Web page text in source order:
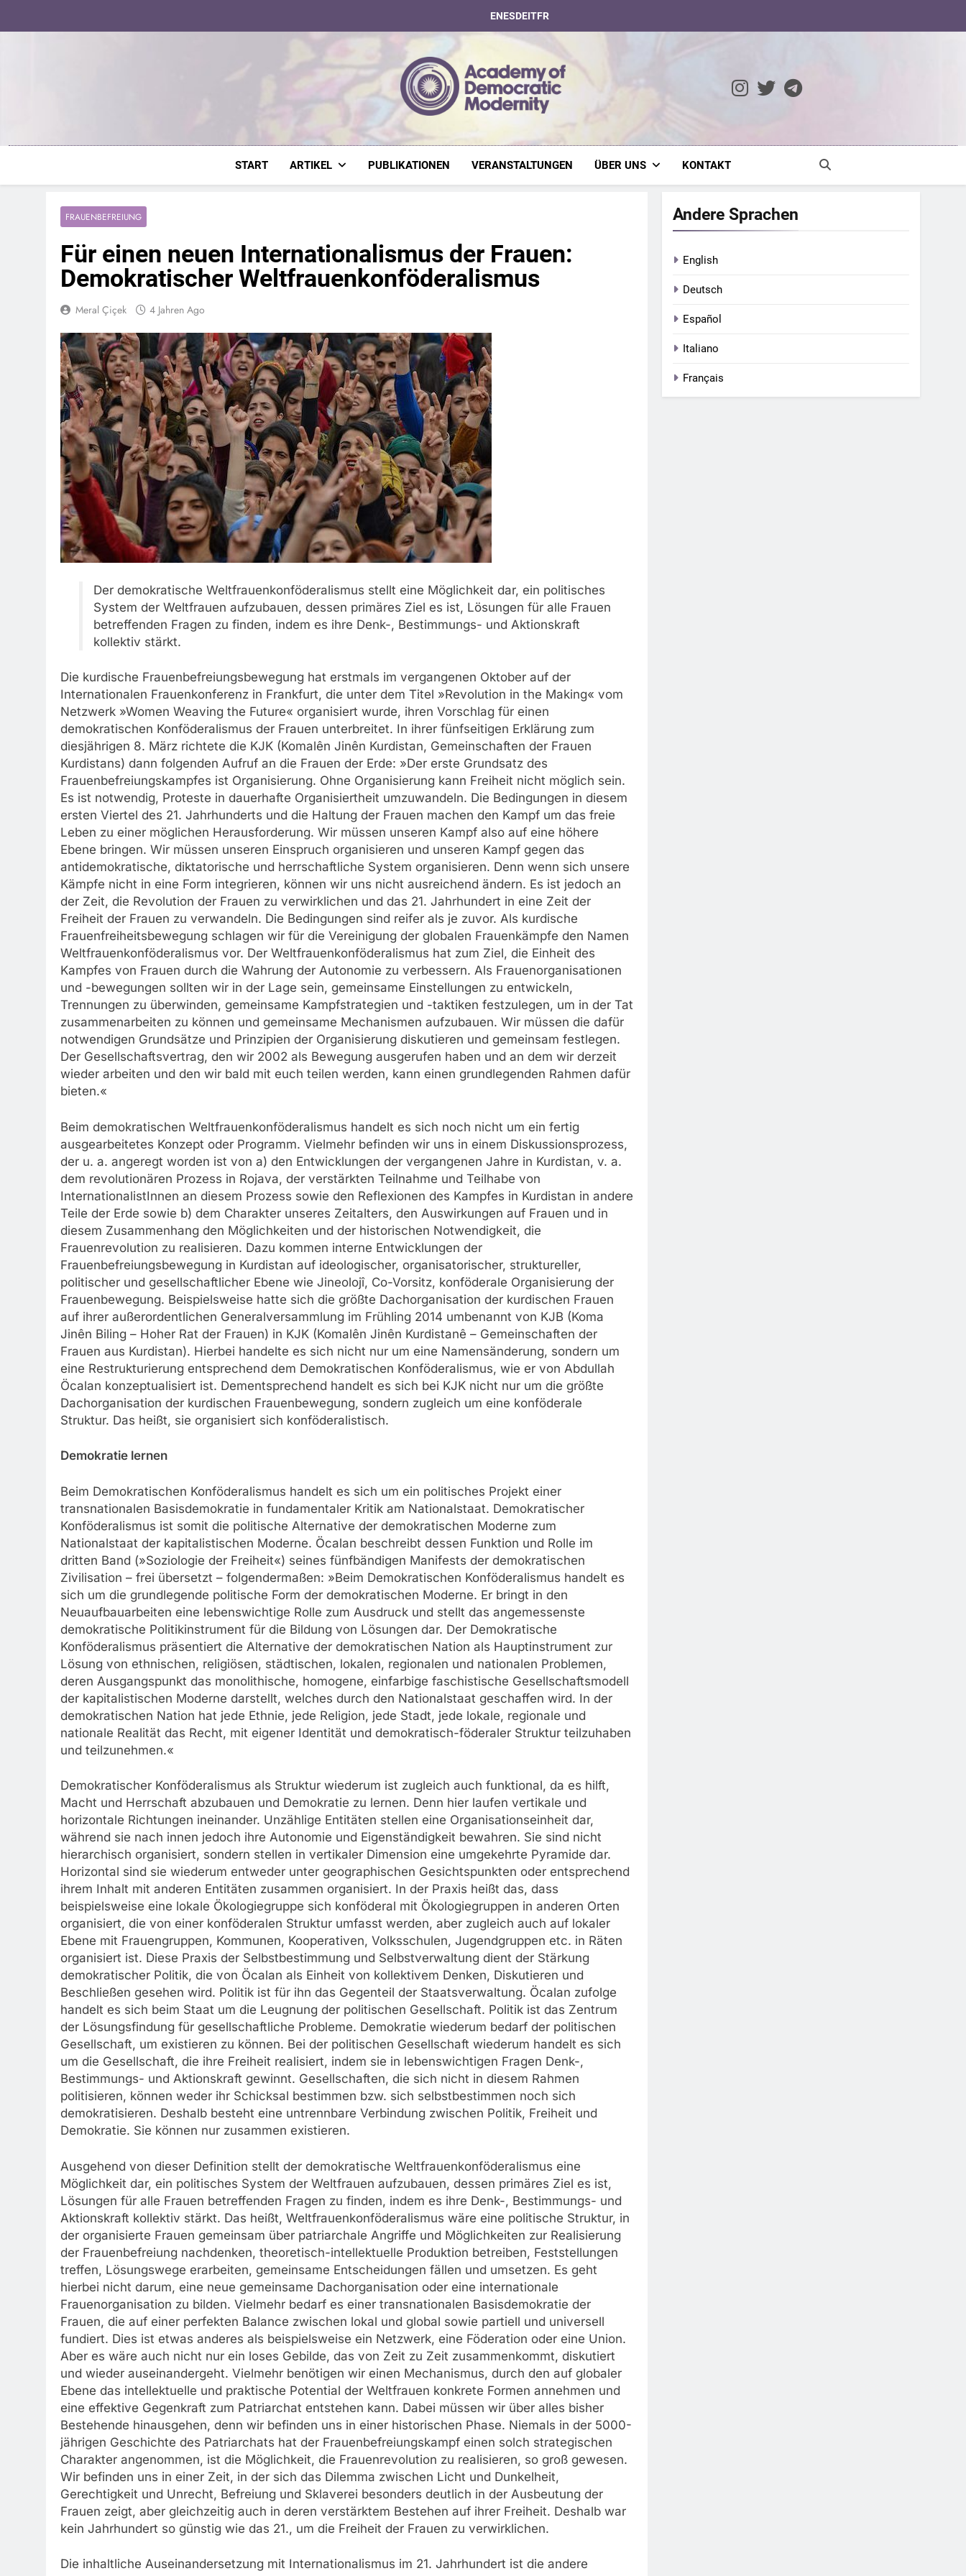
ENESDEITFR
Academy Of Democratic Modernity
START ARTIKEL PUBLIKATIONEN VERANSTALTUNGEN ÜBER UNS KONTAKT
FRAUENBEFREIUNG
Für einen neuen Internationalismus der Frauen:
Demokratischer Weltfrauenkonföderalismus
Meral Çiçek 4 Jahren Ago
Der demokratische Weltfrauenkonföderalismus stellt eine Möglichkeit dar, ein politisches
System der Weltfrauen aufzubauen, dessen primäres Ziel es ist, Lösungen für alle Frauen
betreffenden Fragen zu finden, indem es ihre Denk-, Bestimmungs- und Aktionskraft
kollektiv stärkt.
Die kurdische Frauenbefreiungsbewegung hat erstmals im vergangenen Oktober auf der
Internationalen Frauenkonferenz in Frankfurt, die unter dem Titel »Revolution in the Making« vom
Netzwerk »Women Weaving the Future« organisiert wurde, ihren Vorschlag für einen
demokratischen Konföderalismus der Frauen unterbreitet. In ihrer fünfseitigen Erklärung zum
diesjährigen 8. März richtete die KJK (Komalên Jinên Kurdistan, Gemeinschaften der Frauen
Kurdistans) dann folgenden Aufruf an die Frauen der Erde: »Der erste Grundsatz des
Frauenbefreiungskampfes ist Organisierung. Ohne Organisierung kann Freiheit nicht möglich sein.
Es ist notwendig, Proteste in dauerhafte Organisiertheit umzuwandeln. Die Bedingungen in diesem
ersten Viertel des 21. Jahrhunderts und die Haltung der Frauen machen den Kampf um das freie
Leben zu einer möglichen Herausforderung. Wir müssen unseren Kampf also auf eine höhere
Ebene bringen. Wir müssen unseren Einspruch organisieren und unseren Kampf gegen das
antidemokratische, diktatorische und herrschaftliche System organisieren. Denn wenn sich unsere
Kämpfe nicht in eine Form integrieren, können wir uns nicht ausreichend ändern. Es ist jedoch an
der Zeit, die Revolution der Frauen zu verwirklichen und das 21. Jahrhundert in eine Zeit der
Freiheit der Frauen zu verwandeln. Die Bedingungen sind reifer als je zuvor. Als kurdische
Frauenfreiheitsbewegung schlagen wir für die Vereinigung der globalen Frauenkämpfe den Namen
Weltfrauenkonföderalismus vor. Der Weltfrauenkonföderalismus hat zum Ziel, die Einheit des
Kampfes von Frauen durch die Wahrung der Autonomie zu verbessern. Als Frauenorganisationen
und -bewegungen sollten wir in der Lage sein, gemeinsame Einstellungen zu entwickeln,
Trennungen zu überwinden, gemeinsame Kampfstrategien und -taktiken festzulegen, um in der Tat
zusammenarbeiten zu können und gemeinsame Mechanismen aufzubauen. Wir müssen die dafür
notwendigen Grundsätze und Prinzipien der Organisierung diskutieren und gemeinsam festlegen.
Der Gesellschaftsvertrag, den wir 2002 als Bewegung ausgerufen haben und an dem wir derzeit
wieder arbeiten und den wir bald mit euch teilen werden, kann einen grundlegenden Rahmen dafür
bieten.«
Beim demokratischen Weltfrauenkonföderalismus handelt es sich noch nicht um ein fertig
ausgearbeitetes Konzept oder Programm. Vielmehr befinden wir uns in einem Diskussionsprozess,
der u. a. angeregt worden ist von a) den Entwicklungen der vergangenen Jahre in Kurdistan, v. a.
dem revolutionären Prozess in Rojava, der verstärkten Teilnahme und Teilhabe von
InternationalistInnen an diesem Prozess sowie den Reflexionen des Kampfes in Kurdistan in andere
Teile der Erde sowie b) dem Charakter unseres Zeitalters, den Auswirkungen auf Frauen und in
diesem Zusammenhang den Möglichkeiten und der historischen Notwendigkeit, die
Frauenrevolution zu realisieren. Dazu kommen interne Entwicklungen der
Frauenbefreiungsbewegung in Kurdistan auf ideologischer, organisatorischer, struktureller,
politischer und gesellschaftlicher Ebene wie Jineolojî, Co-Vorsitz, konföderale Organisierung der
Frauenbewegung. Beispielsweise hatte sich die größte Dachorganisation der kurdischen Frauen
auf ihrer außerordentlichen Generalversammlung im Frühling 2014 umbenannt von KJB (Koma
Jinên Biling – Hoher Rat der Frauen) in KJK (Komalên Jinên Kurdistanê – Gemeinschaften der
Frauen aus Kurdistan). Hierbei handelte es sich nicht nur um eine Namensänderung, sondern um
eine Restrukturierung entsprechend dem Demokratischen Konföderalismus, wie er von Abdullah
Öcalan konzeptualisiert ist. Dementsprechend handelt es sich bei KJK nicht nur um die größte
Dachorganisation der kurdischen Frauenbewegung, sondern zugleich um eine konföderale
Struktur. Das heißt, sie organisiert sich konföderalistisch.
Demokratie lernen
Beim Demokratischen Konföderalismus handelt es sich um ein politisches Projekt einer
transnationalen Basisdemokratie in fundamentaler Kritik am Nationalstaat. Demokratischer
Konföderalismus ist somit die politische Alternative der demokratischen Moderne zum
Nationalstaat der kapitalistischen Moderne. Öcalan beschreibt dessen Funktion und Rolle im
dritten Band (»Soziologie der Freiheit«) seines fünfbändigen Manifests der demokratischen
Zivilisation – frei übersetzt – folgendermaßen: »Beim Demokratischen Konföderalismus handelt es
sich um die grundlegende politische Form der demokratischen Moderne. Er bringt in den
Neuaufbauarbeiten eine lebenswichtige Rolle zum Ausdruck und stellt das angemessenste
demokratische Politikinstrument für die Bildung von Lösungen dar. Der Demokratische
Konföderalismus präsentiert die Alternative der demokratischen Nation als Haupt­instrument zur
Lösung von ethnischen, religiösen, städtischen, lokalen, regionalen und nationalen Problemen,
deren Ausgangspunkt das monolithische, homogene, einfarbige faschistische Gesellschaftsmodell
der kapitalistischen Moderne darstellt, welches durch den Nationalstaat geschaffen wird. In der
demokratischen Nation hat jede Ethnie, jede Religion, jede Stadt, jede lokale, regionale und
nationale Realität das Recht, mit eigener Identität und demokratisch-föderaler Struktur teilzuhaben
und teilzunehmen.«
Demokratischer Konföderalismus als Struktur wiederum ist zugleich auch funktional, da es hilft,
Macht und Herrschaft abzubauen und Demokratie zu lernen. Denn hier laufen vertikale und
horizontale Richtungen ineinander. Unzählige Entitäten stellen eine Organisationseinheit dar,
während sie nach innen jedoch ihre Autonomie und Eigenständigkeit bewahren. Sie sind nicht
hierarchisch organisiert, sondern stellen in vertikaler Dimension eine umgekehrte Pyramide dar.
Horizontal sind sie wiederum entweder unter geographischen Gesichtspunkten oder entsprechend
ihrem Inhalt mit anderen Entitäten zusammen organisiert. In der Praxis heißt das, dass
beispielsweise eine lokale Ökologiegruppe sich konföderal mit Ökologiegruppen in anderen Orten
organisiert, die von einer konföderalen Struktur umfasst werden, aber zugleich auch auf lokaler
Ebene mit Frauengruppen, Kommunen, Kooperativen, Volksschulen, Jugendgruppen etc. in Räten
organisiert ist. Diese Praxis der Selbstbestimmung und Selbstverwaltung dient der Stärkung
demokratischer Politik, die von Öcalan als Einheit von kollektivem Denken, Diskutieren und
Beschließen gesehen wird. Politik ist für ihn das Gegenteil der Staatsverwaltung. Öcalan zufolge
handelt es sich beim Staat um die Leugnung der politischen Gesellschaft. Politik ist das Zentrum
der Lösungsfindung für gesellschaftliche Probleme. Demokratie wiederum bedarf der politischen
Gesellschaft, um existieren zu können. Bei der politischen Gesellschaft wiederum handelt es sich
um die Gesellschaft, die ihre Freiheit realisiert, indem sie in lebenswichtigen Fragen Denk-,
Bestimmungs- und Aktionskraft gewinnt. Gesellschaften, die sich nicht in diesem Rahmen
politisieren, können weder ihr Schicksal bestimmen bzw. sich selbstbestimmen noch sich
demokratisieren. Deshalb besteht eine untrennbare Verbindung zwischen Politik, Freiheit und
Demokratie. Sie können nur zusammen existieren.
Ausgehend von dieser Definition stellt der demokratische Weltfrauenkonföderalismus eine
Möglichkeit dar, ein politisches System der Weltfrauen aufzubauen, dessen primäres Ziel es ist,
Lösungen für alle Frauen betreffenden Fragen zu finden, indem es ihre Denk-, Bestimmungs- und
Aktionskraft kollektiv stärkt. Das heißt, Weltfrauenkonföderalismus wäre eine politische Struktur, in
der organisierte Frauen gemeinsam über patriarchale Angriffe und Möglichkeiten zur Realisierung
der Frauenbefreiung nachdenken, theoretisch-intellektuelle Produktion betreiben, Feststellungen
treffen, Lösungswege erarbeiten, gemeinsame Entscheidungen fällen und umsetzen. Es geht
hierbei nicht darum, eine neue gemeinsame Dachorganisation oder eine internationale
Frauenorganisation zu bilden. Vielmehr bedarf es einer transnationalen Basisdemokratie der
Frauen, die auf einer perfekten Balance zwischen lokal und global sowie partiell und universell
fundiert. Dies ist etwas anderes als beispielsweise ein Netzwerk, eine Föderation oder eine Union.
Aber es wäre auch nicht nur ein loses Gebilde, das von Zeit zu Zeit zusammenkommt, diskutiert
und wieder auseinandergeht. Vielmehr benötigen wir einen Mechanismus, durch den auf globaler
Ebene das intellektuelle und praktische Potential der Weltfrauen konkrete Formen annehmen und
eine effektive Gegenkraft zum Patriarchat entstehen kann. Dabei müssen wir über alles bisher
Bestehende hinausgehen, denn wir befinden uns in einer historischen Phase. Niemals in der 5000-
jährigen Geschichte des Patriarchats hat der Frauenbefreiungskampf einen solch strategischen
Charakter angenommen, ist die Möglichkeit, die Frauenrevolution zu realisieren, so groß gewesen.
Wir befinden uns in einer Zeit, in der sich das Dilemma zwischen Licht und Dunkelheit,
Gerechtigkeit und Unrecht, Befreiung und Sklaverei besonders deutlich in der Ausbeutung der
Frauen zeigt, aber gleichzeitig auch in deren verstärktem Bestehen auf ihrer Freiheit. Deshalb war
kein Jahrhundert so günstig wie das 21., um die Freiheit der Frauen zu verwirklichen.
Die inhaltliche Auseinandersetzung mit Internationalismus im 21. Jahrhundert ist die andere
Andere Sprachen
English
Deutsch
Español
Italiano
Français